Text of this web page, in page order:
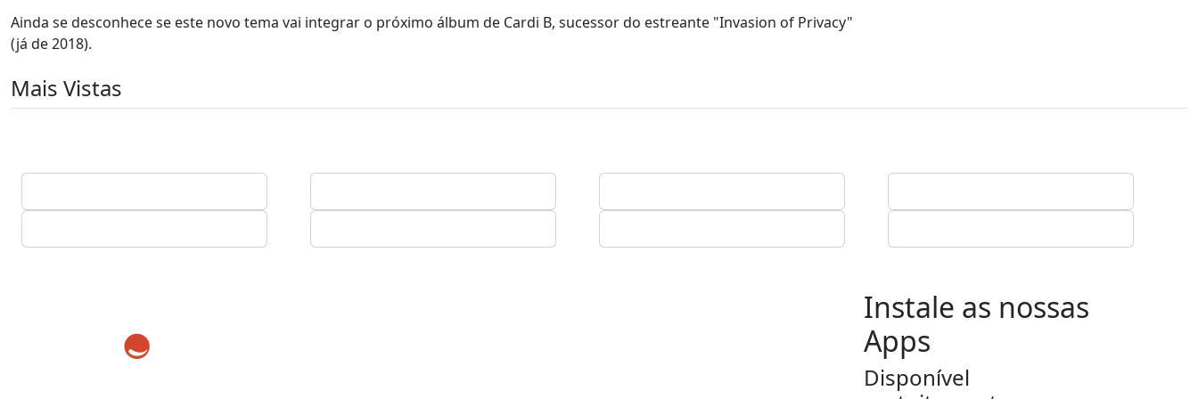
Ainda se desconhece se este novo tema vai integrar o próximo álbum de Cardi B, sucessor do estreante "Invasion of Privacy"
(já de 2018).
Mais Vistas
Instale as nossas
Apps
Disponível